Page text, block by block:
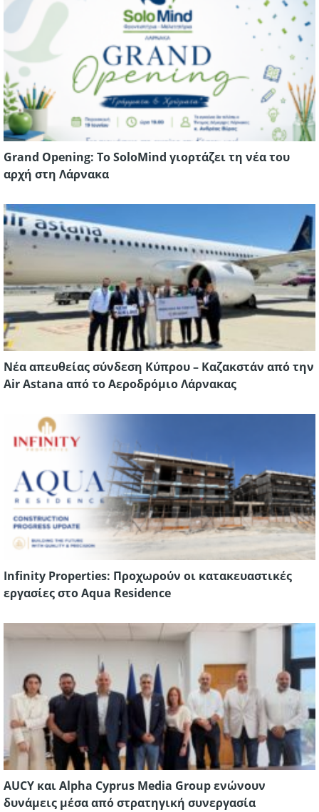
Grand Opening: Το SoloMind γιορτάζει τη νέα του
αρχή στη Λάρνακα
Νέα απευθείας σύνδεση Κύπρου – Καζακστάν από την
Air Astana από το Αεροδρόμιο Λάρνακας
Infinity Properties: Προχωρούν οι κατακευαστικές
εργασίες στο Aqua Residence
AUCY και Alpha Cyprus Media Group ενώνουν
δυνάμεις μέσα από στρατηγική συνεργασία